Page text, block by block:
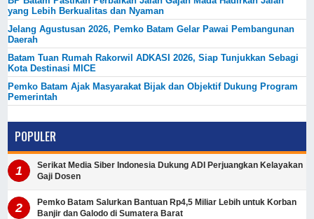
yang Lebih Berkualitas dan Nyaman
Jelang Agustusan 2026, Pemko Batam Gelar Pawai Pembangunan
Daerah
Batam Tuan Rumah Rakorwil ADKASI 2026, Siap Tunjukkan Sebagi
Kota Destinasi MICE
Pemko Batam Ajak Masyarakat Bijak dan Objektif Dukung Program
Pemerintah
POPULER
Serikat Media Siber Indonesia Dukung ADI Perjuangkan Kelayakan
Gaji Dosen
Pemko Batam Salurkan Bantuan Rp4,5 Miliar Lebih untuk Korban
Banjir dan Galodo di Sumatera Barat